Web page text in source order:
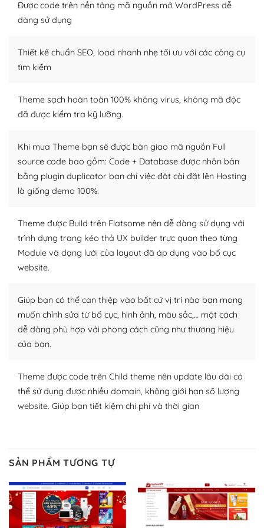
Nếu bạn có các kỹ thuật cơ bản với một theme được
thiết kế tốt, bạn có thể tự sửa đổi. Nếu không bạn có thể
Dễ dàng tùy chỉnh trên WordPress
WordPress là nơi lưu trữ cho một diễn đàn cộng đồng
khổng lồ được kiểm duyệt bởi các nhân viên và những
Nếu bạn gặp khó khăn, bạn có thể lên mạng và tìm
kiếm những cộng đồng WordPress, họ sẽ giúp bạn trả
lời, giải đáp vấn đề của bạn.
– Đa dạng plugin và themes
Plugin mở rộng là thành phần cài đặt thêm vào
WordPress để tăng thêm các tính năng cần thiết. Có
Nhờ lượng người dùng đông đảo, thư viện themes và
plugin của WordPress rất phong phú. Bạn có thể thỏa
thích chọn lựa plugin và themes phù hợp cho mục đích
WordPress đa dạng plugin và themes
– Dễ sử dụng
toàn bộ web.
Và bạn có toàn quyền tự do khi quyết định nơi lưu trữ
trang web WordPress của bạn.
Dễ dàng lựa chọn Hosting cho website WordPress
Được code trên nền tảng mã nguồn mở WordPress dễ
dàng sử dụng
Thiết kế chuẩn SEO, load nhanh nhẹ tối ưu với các công cụ
tìm kiếm
Theme sạch hoàn toàn 100% không virus, không mã độc
đã được kiểm tra kỹ lưỡng.
Khi mua Theme bạn sẽ được bàn giao mã nguồn Full
source code bao gồm: Code + Database được nhân bản
bằng plugin duplicator bạn chỉ việc đăt cài đặt lên Hosting
là giống demo 100%.
Theme được Build trên Flatsome nên dễ dàng sử dụng với
trình dựng trang kéo thả UX builder trực quan theo từng
Module và dạng lưới của layout đã áp dụng vào bố cục
website.
Giúp bạn có thể can thiệp vào bất cứ vị trí nào bạn mong
muốn chỉnh sửa từ bố cục, hình ảnh, màu sắc,… một cách
dễ dàng phù hợp với phong cách cũng như thương hiệu
của bạn.
Theme được code trên Child theme nên update lâu dài có
thể sử dụng được nhiều domain, không giới hạn số lượng
website. Giúp bạn tiết kiệm chi phí và thời gian
SẢN PHẨM TƯƠNG TỰ